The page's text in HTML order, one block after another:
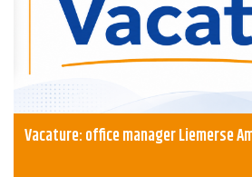
Vacature: office manager Liemerse